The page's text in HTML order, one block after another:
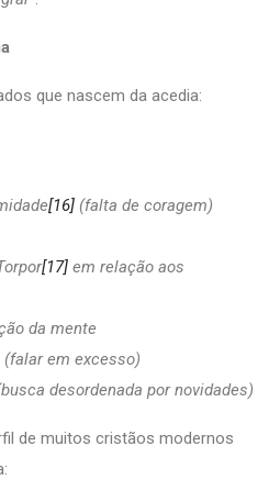
que nascem da acedia:
[16] (falta de coragem)
[17] em relação aos
da mente
em excesso)
desordenada por novidades)
de muitos cristãos modernos